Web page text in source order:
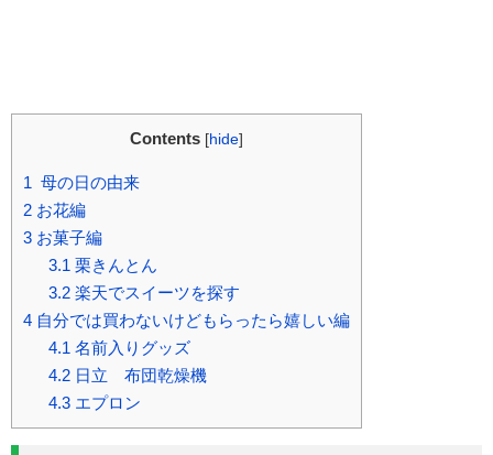
Contents [hide]
1 母の日の由来
2 お花編
3 お菓子編
3.1 栗きんとん
3.2楽天でスイーツを探す
4 自分では買わないけどもらったら嬉しい編
4.1 名前入りグッズ
4.2日立 布団乾燥機
4.3エプロン